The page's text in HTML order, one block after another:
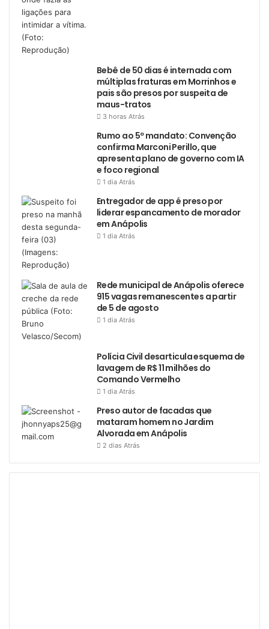
Bebê de 50 dias é internada com
múltiplas fraturas em Morrinhos e
pais são presos por suspeita de
maus-tratos
3 horas Atrás
Rumo ao 5º mandato: Convenção
confirma Marconi Perillo, que
apresenta plano de governo com IA
e foco regional
1 dia Atrás
Entregador de app é preso por
liderar espancamento de morador
em Anápolis
1 dia Atrás
Rede municipal de Anápolis oferece
915 vagas remanescentes a partir
de 5 de agosto
1 dia Atrás
Polícia Civil desarticula esquema de
lavagem de R$ 11 milhões do
Comando Vermelho
1 dia Atrás
Preso autor de facadas que
mataram homem no Jardim
Alvorada em Anápolis
2 dias Atrás